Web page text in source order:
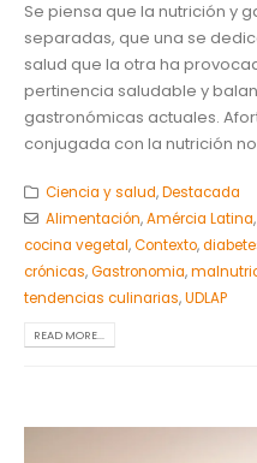
Se piensa que la nutrición y
separadas, que una se
salud que la otra ha
pertinencia saludable y
gastronómicas actuales.
conjugada con la nutrición
Ciencia y salud,Destacada
Alimentación,Amércia Latina,
cocina vegetal,Contexto,
crónicas,Gastronomia,
tendencias culinarias,UDLAP
READ MORE...